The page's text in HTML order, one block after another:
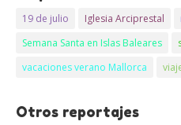
19 de julio Iglesia Arciprestal
Semana Santa en Islas Baleares
vacaciones verano Mallorca
Otros reportajes